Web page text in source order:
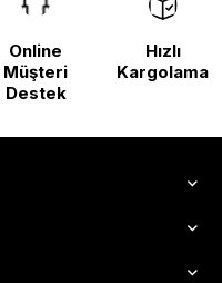
Online
Müşteri
Destek
Hızlı
Kargolama